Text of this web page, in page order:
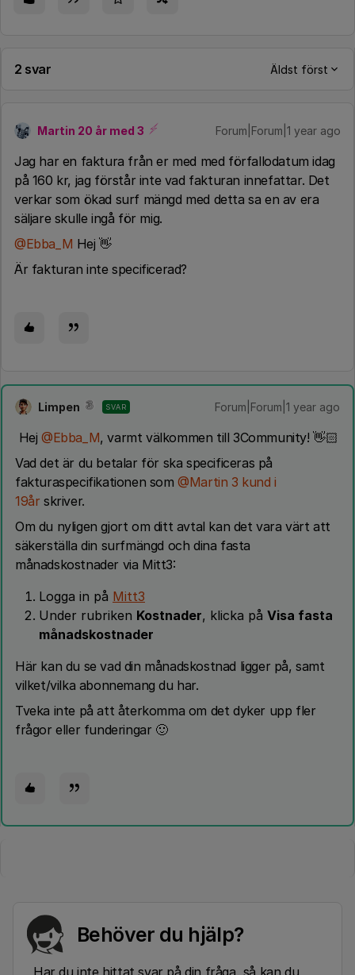
2 svar Äldst först
Martin 20 år med 3 Forum|Forum|1 year ago
Jag har en faktura från er med med förfallodatum idag
på 160 kr, jag förstår inte vad fakturan innefattar. Det
verkar som ökad surf mängd med detta sa en av era
säljare skulle ingå för mig.
@Ebba_M Hej 👋
Är fakturan inte specificerad?
Limpen SVAR Forum|Forum|1 year ago
Hej ​ @Ebba_M, varmt välkommen till 3Community! 👋🏻
Vad det är du betalar för ska specificeras på
fakturaspecifikationen som ​@Martin 3 kund i
19år skriver.
Om du nyligen gjort om ditt avtal kan det vara värt att
säkerställa din surfmängd och dina fasta
månadskostnader via Mitt3:
Logga in på Mitt3
Under rubriken Kostnader, klicka på Visa fasta
månadskostnader
Här kan du se vad din månadskostnad ligger på, samt
vilket/vilka abonnemang du har.
Tveka inte på att återkomma om det dyker upp fler
frågor eller funderingar 🙂
Behöver du hjälp?
Har du inte hittat svar på din fråga, så kan du